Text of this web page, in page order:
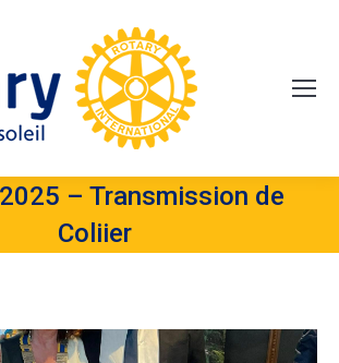
– Transmission de
Coliier